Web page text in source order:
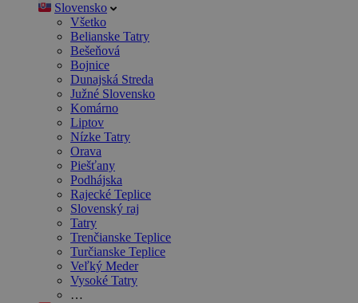
Slovensko
Všetko
Belianske Tatry
Bešeňová
Bojnice
Dunajská Streda
Južné Slovensko
Komárno
Liptov
Nízke Tatry
Orava
Piešťany
Podhájska
Rajecké Teplice
Slovenský raj
Tatry
Trenčianske Teplice
Turčianske Teplice
Veľký Meder
Vysoké Tatry
…